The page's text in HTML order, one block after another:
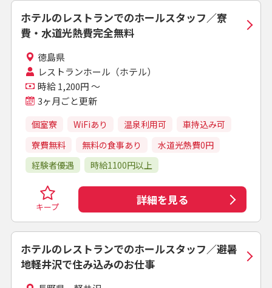
ホテルのレストランでのホールスタッフ／寮
費・水道光熱費完全無料
徳島県
レストランホール（ホテル）
時給 1,200円 ～
3ヶ月ごと更新
個室寮 WiFiあり 温泉利用可
車持込み可
寮費無料
無料の食事あり
水道光熱費0円
経験者優遇
時給1100円以上
キープ 詳細を見る
ホテルのレストランでのホールスタッフ／避暑
地軽井沢で住み込みのお仕事